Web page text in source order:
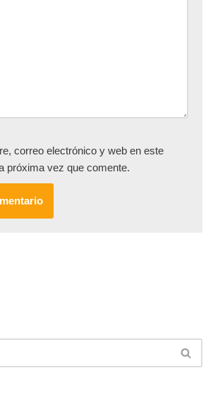
correo electrónico y web en este
próxima vez que comente.